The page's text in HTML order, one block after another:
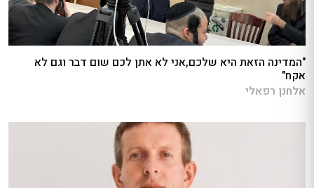
"המדינה הזאת היא שלכם,אני לא אתן לכם שום דבר וגם לא
אקח"
אלחנן רפאלי